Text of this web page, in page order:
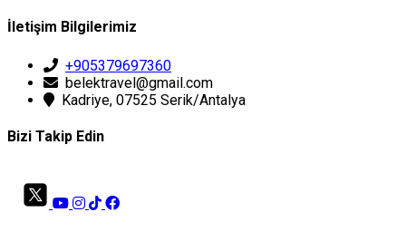
İletişim Bilgilerimiz
+905379697360
belektravel@gmail.com
Kadriye, 07525 Serik/Antalya
Bizi Takip Edin